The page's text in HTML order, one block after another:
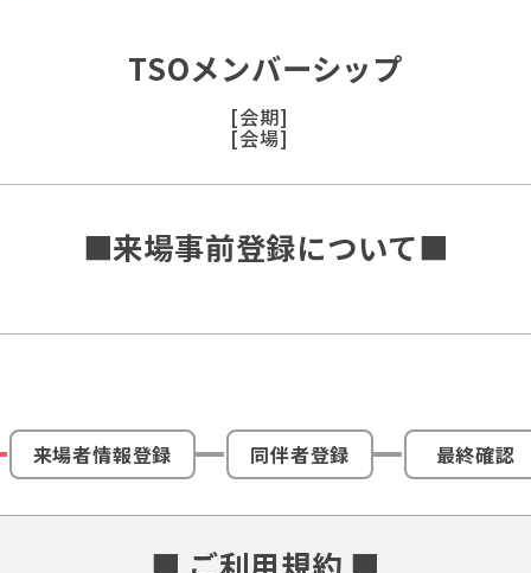
TSOメンバーシップ
[会期]
[会場]
■来場事前登録について■
来場者情報登録 同伴者登録 最終確認